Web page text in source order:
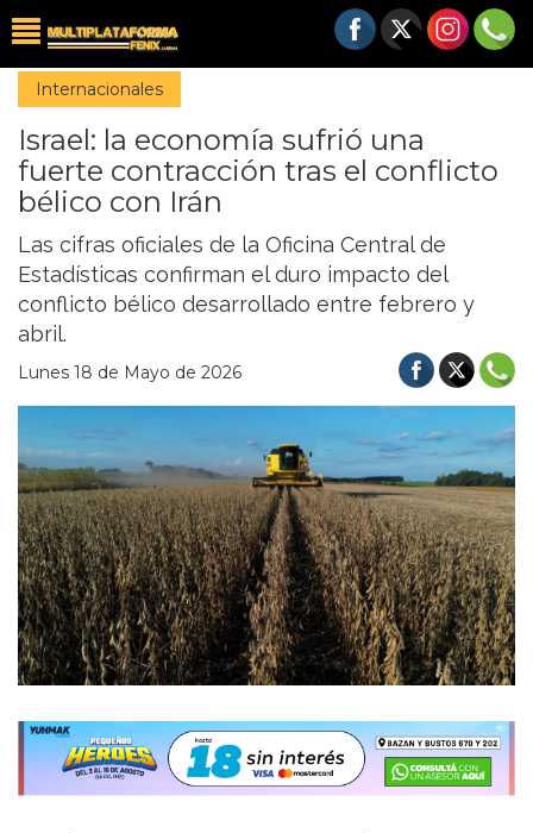
Internacionales
Israel: la economía sufrió una
fuerte contracción tras el conflicto
bélico con Irán
Las cifras oficiales de la Oficina Central de
Estadísticas confirman el duro impacto del
conflicto bélico desarrollado entre febrero y
abril.
Lunes 18 de Mayo de 2026